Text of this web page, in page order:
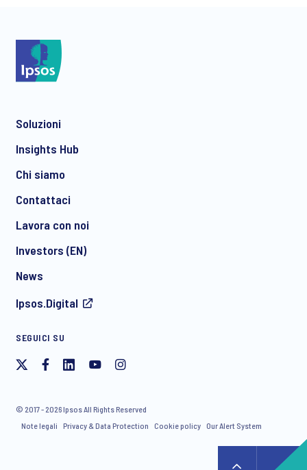
marketing via e-mail su prodotti e servizi, inclusi inviti a
ritirare il proprio consenso in qualsiasi momento.
Soluzioni
Insights Hub
Chi siamo
Contattaci
Lavora con noi
Investors (EN)
News
Ipsos.Digital
SEGUICI SU
© 2017 - 2026 Ipsos All Rights Reserved
Note legali
Privacy & Data Protection Cookie policy Our Alert System